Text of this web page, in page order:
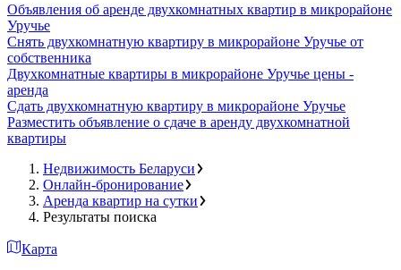
Объявления об аренде двухкомнатных квартир в микрорайоне
Уручье
Снять двухкомнатную квартиру в микрорайоне Уручье от
собственника
Двухкомнатные квартиры в микрорайоне Уручье цены -
аренда
Сдать двухкомнатную квартиру в микрорайоне Уручье
Разместить объявление о сдаче в аренду двухкомнатной
квартиры
Недвижимость Беларуси
Онлайн-бронирование
Аренда квартир на сутки
Результаты поиска
Карта